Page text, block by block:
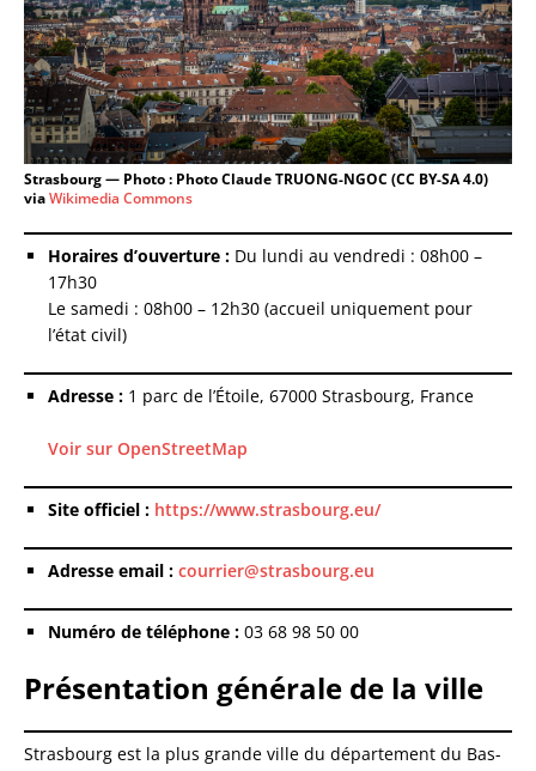
Strasbourg — Photo : Photo Claude TRUONG-NGOC (CC BY-SA 4.0)
viaWikimedia Commons
Horaires d’ouverture : Du lundi au vendredi : 08h00 –
17h30
Le samedi : 08h00 – 12h30 (accueil uniquement pour
l’état civil)
Adresse : 1 parc de l’Étoile, 67000 Strasbourg, France
Voir sur OpenStreetMap
Site officiel : https://www.strasbourg.eu/
Adresse email : courrier@strasbourg.eu
Numéro de téléphone : 03 68 98 50 00
Présentation générale de la ville
Strasbourg est la plus grande ville du département du Bas-